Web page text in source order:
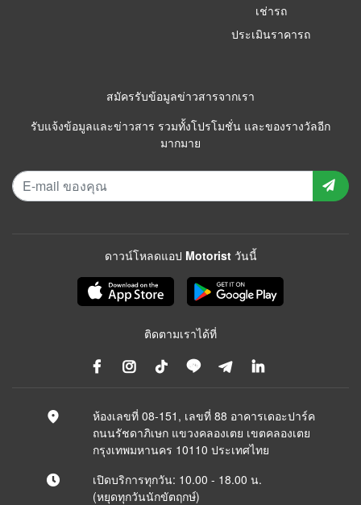
เช่ารถ
ประเมินราคารถ
สมัครรับข้อมูลข่าวสารจากเรา
รับแจ้งข้อมูลและข่าวสาร รวมทั้งโปรโมชั่น และของรางวัลอีก
มากมาย
ดาวน์โหลดแอป Motorist วันนี้
ติดตามเราได้ที่
ห้องเลขที่ 08-151, เลขที่ 88 อาคารเดอะปาร์ค
ถนนรัชดาภิเษก แขวงคลองเตย เขตคลองเตย
กรุงเทพมหานคร 10110 ประเทศไทย
เปิดบริการทุกวัน: 10.00 - 18.00 น.
(หยุดทุกวันนักขัตฤกษ์)